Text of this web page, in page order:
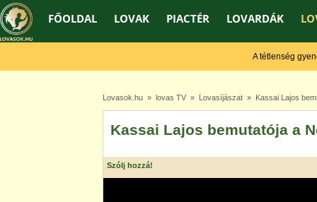
FŐOLDAL LOVAK PIACTÉR LOVARDÁK
A tétlenség
Lovasok.hu» lovas TV» Lovasíjászat» Kassai Lajos
Kassai Lajos bemutatója a
Szólj hozzá!